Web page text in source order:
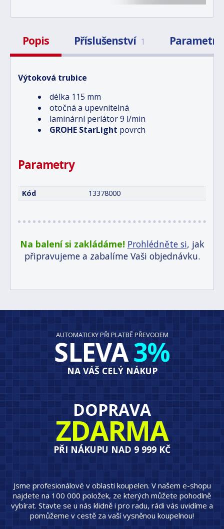
Popis Příslušenství 1 Parametry
Výtoková trubice
délka 115 mm
otočná a upevnitelná
laminární perlátor 9 l/min
GROHE StarLight povrch
Parametry
Kód 13378000
Na balení si zakládáme! Prohlédněte si, jak
připravujeme a zabalíme Vaši objednávku.
AUTOMATICKY PŘI PLATBĚ PŘEVODEM
SLEVA3%
NA VÁŠ CELÝ NÁKUP
DOPRAVA
ZDARMA
PŘI NÁKUPU NAD 9 999 KČ
Jsme profesionálové v oblasti koupelen. V našem e-shopu
najdete na 100 000 položek, ze kterých můžete pohodlně
vybírat. Stavte se u nás klidně i pro radu, rádi vás uvidíme a
pomůžeme v cestě za vaší vysněnou koupelnou!